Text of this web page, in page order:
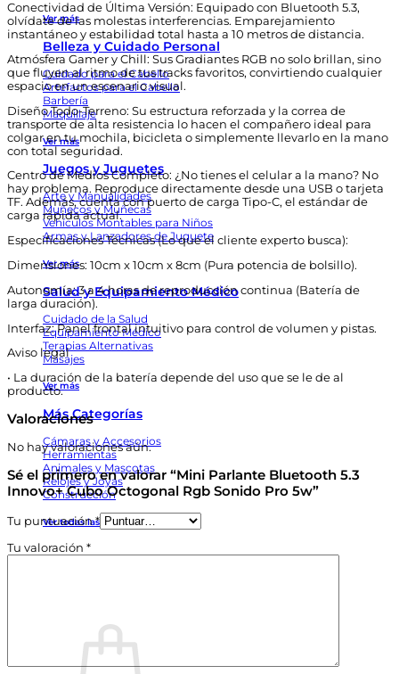
Ver más
Belleza y Cuidado Personal
Cuidado para el Cabello
Artefactos para el Cabello
Barbería
Maquillaje
Ver más
Juegos y Juguetes
Arte y Manualidades
Muñecos y Muñecas
Vehículos Montables para Niños
Armas y Lanzadores de Juguete
Ver más
Salud y Equipamiento Médico
Cuidado de la Salud
Equipamiento Médico
Terapias Alternativas
Masajes
Ver más
Más Categorías
Cámaras y Accesorios
Herramientas
Animales y Mascotas
Relojes y Joyas
Construcción
Ver todas las categorías
Conectividad de Última Versión: Equipado con Bluetooth 5.3,
olvídate de las molestas interferencias. Emparejamiento
instantáneo y estabilidad total hasta a 10 metros de distancia.
Atmósfera Gamer y Chill: Sus Gradiantes RGB no solo brillan, sino
que fluyen al ritmo de tus tracks favoritos, convirtiendo cualquier
espacio en un escenario visual.
Diseño Todo-Terreno: Su estructura reforzada y la correa de
transporte de alta resistencia lo hacen el compañero ideal para
colgar en tu mochila, bicicleta o simplemente llevarlo en la mano
con total seguridad.
Centro de Medios Completo: ¿No tienes el celular a la mano? No
hay problema. Reproduce directamente desde una USB o tarjeta
TF. Además, cuenta con puerto de carga Tipo-C, el estándar de
carga rápida actual.
Especificaciones Técnicas (Lo que el cliente experto busca):
Dimensiones: 10cm x 10cm x 8cm (Pura potencia de bolsillo).
Autonomía: 3 a 4 horas de reproducción continua (Batería de
larga duración).
Interfaz: Panel frontal intuitivo para control de volumen y pistas.
Aviso legal
• La duración de la batería depende del uso que se le de al
producto.
Valoraciones
No hay valoraciones aún.
Sé el primero en valorar “Mini Parlante Bluetooth 5.3
Innovo+ Cubo Octogonal Rgb Sonido Pro 5w”
Tu puntuación*
Tu valoración *